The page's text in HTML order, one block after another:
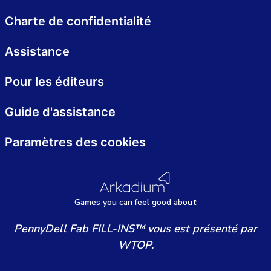
Games you canfeel good about
Charte de confidentialité
Assistance
Pour les éditeurs
Guide d'assistance
Paramètres des cookies
PennyDell Fab FILL-INS™ vous est présenté par
WTOP.